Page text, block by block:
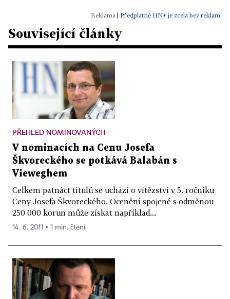
Předplatné HN+ je zcela bez reklam.
Související články
PŘEHLED NOMINOVANÝCH
V nominacích na Cenu Josefa
Škvoreckého se potkává Balabán s
Vieweghem
Celkem patnáct titulů se uchází o vítězství v 5. ročníku
Ceny Josefa Škvoreckého. Ocenění spojené s odměnou
250 000 korun může získat například...
14. 6. 2011 ▪ 1 min. čtení